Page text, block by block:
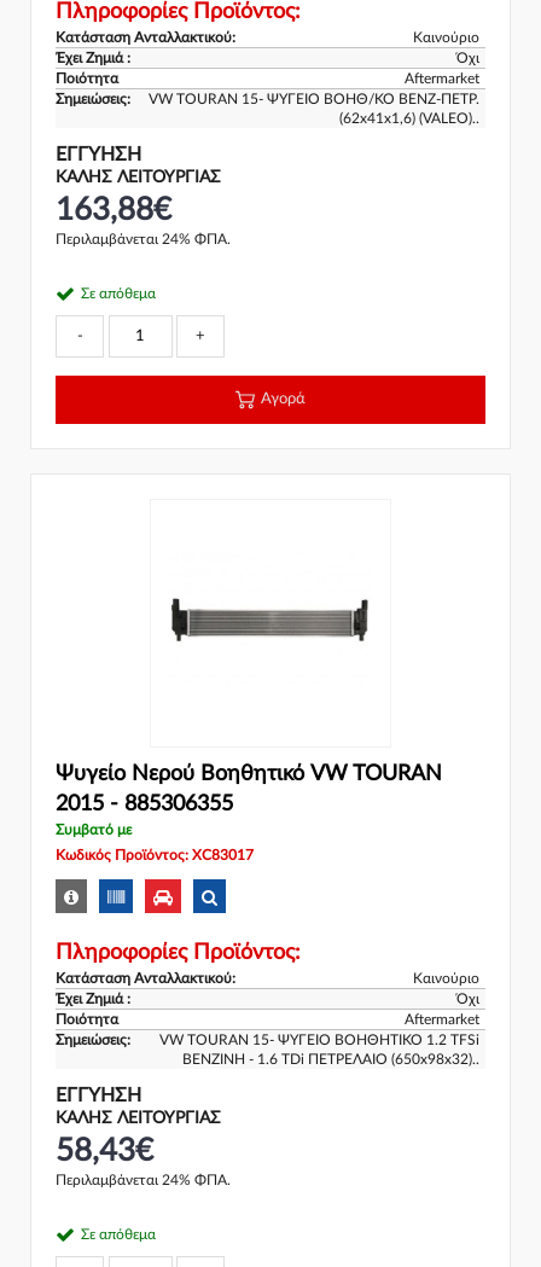
Πληροφορίες Προϊόντος:
Κατάσταση Ανταλλακτικού:
Καινούριο
Έχει Ζημιά :
Όχι
Ποιότητα
Aftermarket
Σημειώσεις:
VW TOURAN 15- ΨΥΓΕΙΟ ΒΟΗΘ/ΚΟ ΒΕΝΖ-ΠΕΤΡ.
(62x41x1,6) (VALEO)..
ΕΓΓΎΗΣΗ
ΚΑΛΗΣ ΛΕΙΤΟΥΡΓΙΑΣ
163,88€
Περιλαμβάνεται 24% ΦΠΑ.
Σε απόθεμα
- +
Αγορά
Ψυγείο Νερού Βοηθητικό VW TOURAN
2015 - 885306355
Συμβατό με
Κωδικός Προϊόντος: XC83017
Πληροφορίες Προϊόντος:
Κατάσταση Ανταλλακτικού:
Καινούριο
Έχει Ζημιά :
Όχι
Ποιότητα
Aftermarket
Σημειώσεις:
VW TOURAN 15- ΨΥΓΕΙΟ ΒΟΗΘΗΤΙΚΟ 1.2 TFSi
ΒΕΝΖΙΝΗ - 1.6 TDi ΠΕΤΡΕΛΑΙΟ (650x98x32)..
ΕΓΓΎΗΣΗ
ΚΑΛΗΣ ΛΕΙΤΟΥΡΓΙΑΣ
58,43€
Περιλαμβάνεται 24% ΦΠΑ.
Σε απόθεμα